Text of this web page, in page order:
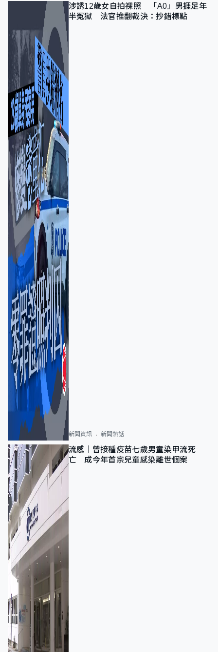
涉誘12歲女自拍祼照 「A0」男捱足年
半冤獄 法官推翻裁決：抄錯標點
新聞資訊 新聞熱話
流感｜曾接種疫苗七歲男童染甲流死
亡 成今年首宗兒童感染離世個案